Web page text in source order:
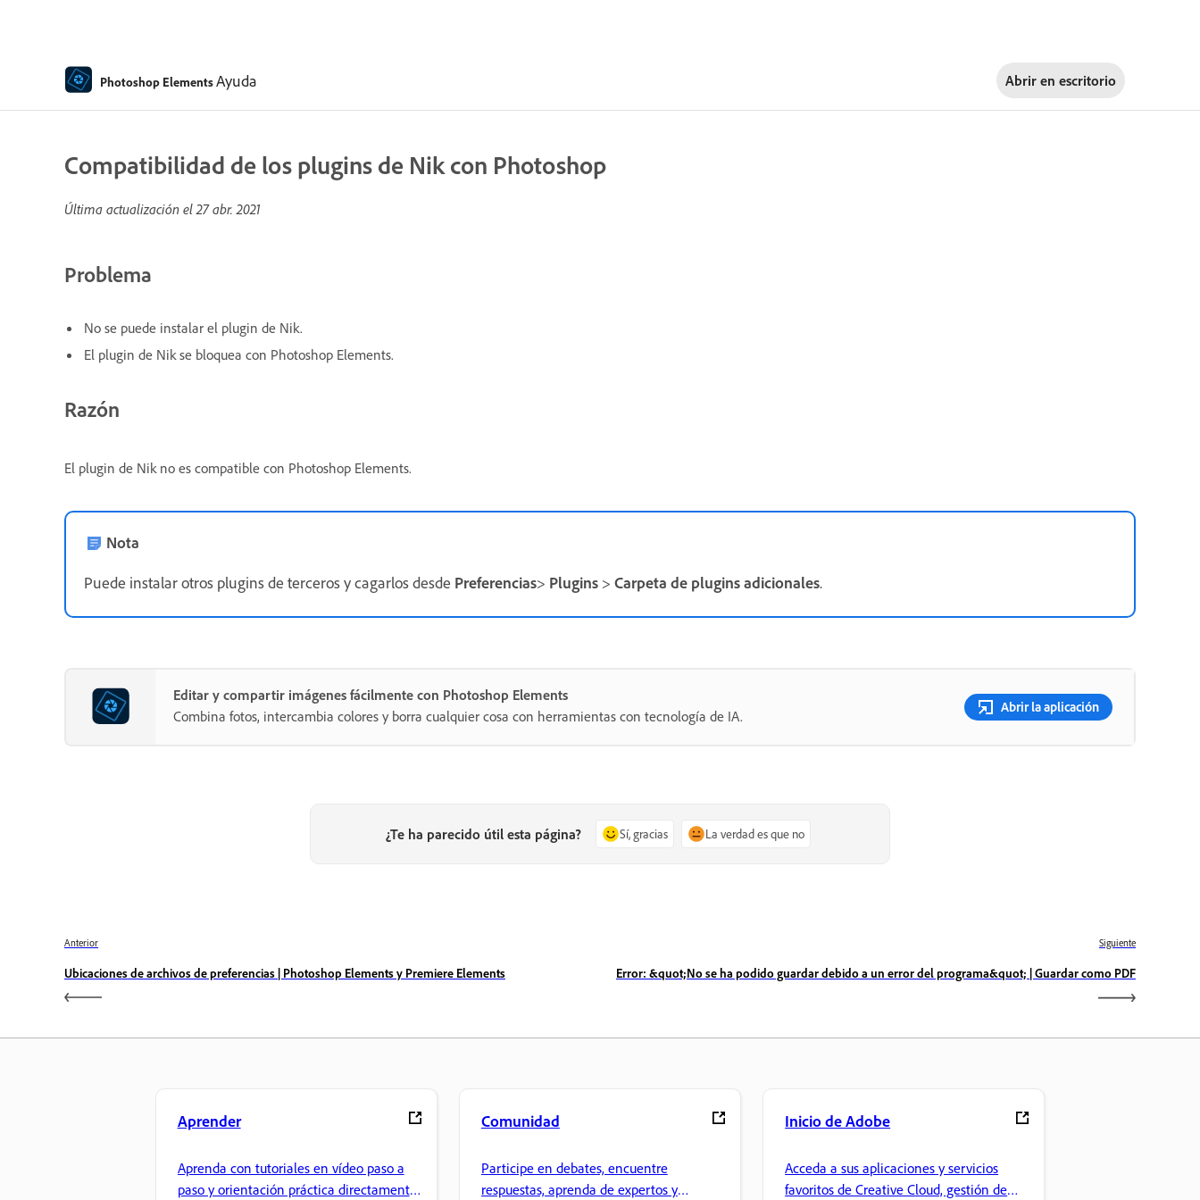
Photoshop ElementsAyuda Abrir en escritorio
Compatibilidad de los plugins de Nik con Photoshop
Última actualización el27 abr. 2021
Problema
No se puede instalar el plugin de Nik.
El plugin de Nik se bloquea con Photoshop Elements.
Razón
El plugin de Nik no es compatible con Photoshop Elements.
Nota
Puede instalar otros plugins de terceros y cagarlos desde Preferencias> Plugins > Carpeta de plugins adicionales.
Editar y compartir imágenes fácilmente con Photoshop Elements
Combina fotos, intercambia colores y borra cualquier cosa con herramientas con tecnología de IA.
Abrir la aplicación
¿Te ha parecido útil esta página? Sí, gracias La verdad es que no
Anterior
Ubicaciones de archivos de preferencias | Photoshop Elements y Premiere Elements
Siguiente
Error: &quot;No se ha podido guardar debido a un error del programa&quot; | Guardar como PDF
Aprender
Aprenda con tutoriales en vídeo paso a
paso y orientación práctica directamente
Comunidad
Participe en debates, encuentre
respuestas, aprenda de expertos y
Inicio de Adobe
Acceda a sus aplicaciones y servicios
favoritos de Creative Cloud, gestión de